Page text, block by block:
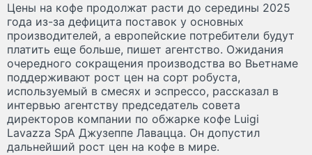
Цены на кофе продолжат расти до середины 2025
года из-за дефицита поставок у основных
производителей, а европейские потребители будут
платить еще больше, пишет агентство. Ожидания
очередного сокращения производства во Вьетнаме
поддерживают рост цен на сорт робуста,
используемый в смесях и эспрессо, рассказал в
интервью агентству председатель совета
директоров компании по обжарке кофе Luigi
Lavazza SpA Джузеппе Лавацца. Он допустил
дальнейший рост цен на кофе в мире.